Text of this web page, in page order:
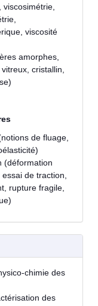
viscosimétrie,
viscosité
amorphes,
cristallin,
de fluage,
(déformation
de traction,
rupture fragile,
chimie des
des